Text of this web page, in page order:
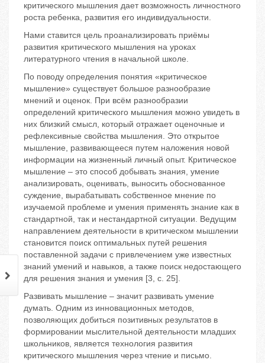
критического мышления дает возможность личностного
роста ребенка, развития его индивидуальности.
Нами ставится цель проанализировать приёмы
развития критического мышления на уроках
литературного чтения в начальной школе.
По поводу определения понятия «критическое
мышление» существует большое разнообразие
мнений и оценок. При всём разнообразии
определений критического мышления можно увидеть в
них близкий смысл, который отражает оценочные и
рефлексивные свойства мышления. Это открытое
мышление, развивающееся путем наложения новой
информации на жизненный личный опыт. Критическое
мышление – это способ добывать знания, умение
анализировать, оценивать, выносить обоснованное
суждение, вырабатывать собственное мнение по
изучаемой проблеме и умения применять знание как в
стандартной, так и нестандартной ситуации. Ведущим
направлением деятельности в критическом мышлении
становится поиск оптимальных путей решения
поставленной задачи с привлечением уже известных
знаний умений и навыков, а также поиск недостающего
для решения знания и умения [3, с. 25].
Развивать мышление – значит развивать умение
думать. Одним из инновационных методов,
позволяющих добиться позитивных результатов в
формировании мыслительной деятельности младших
школьников, является технология развития
критического мышления через чтение и письмо.